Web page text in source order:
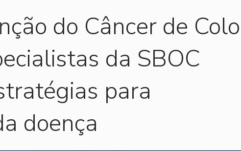
do Câncer de Colo
da SBOC
para
doença